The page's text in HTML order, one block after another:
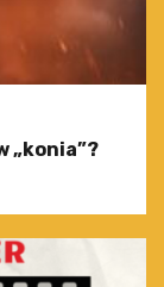
„konia”?